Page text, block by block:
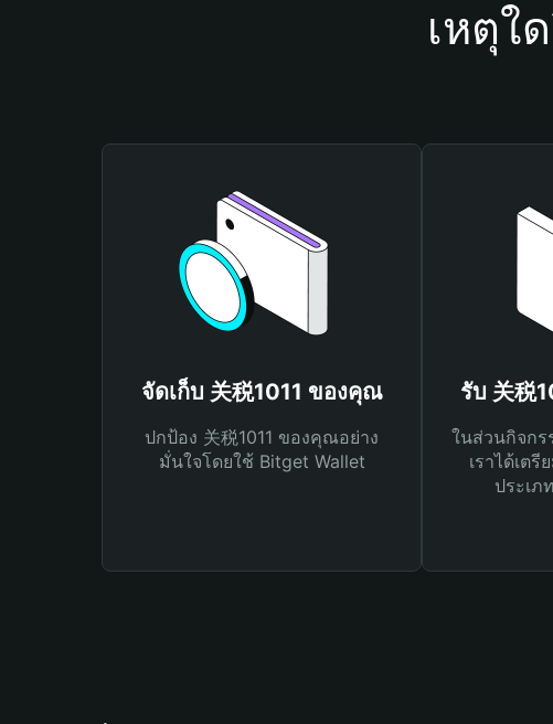
เหตุใ
จัดเก็บ 关税1011 ของคุณ
ปกป้อง 关税1011 ของคุณอย่าง
มั่นใจโดยใช้ Bitget Wallet
รับ 关税
ในส่วนกิจกร
เราได้เต
ประเภ